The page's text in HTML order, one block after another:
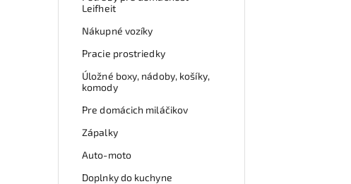
Leifheit
Nákupné vozíky
Pracie prostriedky
Úložné boxy, nádoby, košíky,
komody
Pre domácich miláčikov
Zápalky
Auto-moto
Doplnky do kuchyne